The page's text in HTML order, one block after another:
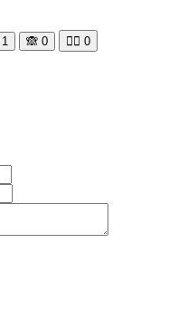
1 🙈 0 🧘‍♀️ 0